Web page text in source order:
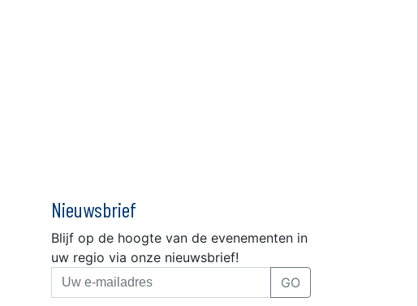
Nieuwsbrief
Blijf op de hoogte van de evenementen in
uw regio via onze nieuwsbrief!
GO